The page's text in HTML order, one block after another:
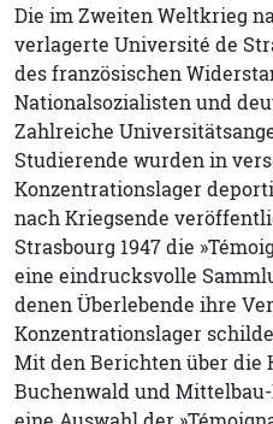
Die im Zweiten Weltkrieg
verlagerte Université de
des französischen
Nationalsozialisten und
Zahlreiche
Studierende wurden in
Konzentrationslager
nach Kriegsende
Strasbourg 1947 die
eine eindrucksvolle
denen Überlebende ihre
Konzentrationslager
Mit den Berichten über die
Buchenwald und